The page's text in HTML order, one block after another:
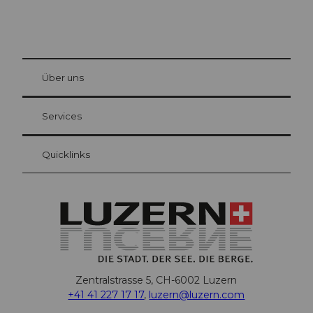
Gästekarte Luzern
Ihre Vorteile als Übernachtungsgast
at Bre
Über uns
Services
Quicklinks
Zentralstrasse 5, CH-6002 Luzern
+41 41 227 17 17, luzern@luzern.com